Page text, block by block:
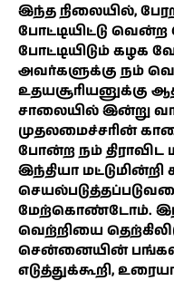
இந்த நிலையில்,
போட்டியிட்டு
போட்டியிடும் கழக
அவர்களுக்கு நம்
உதயசூரியனுக்கு
சாலையில் இன்று
முதலமைச்சரின்
போன்ற நம் திராவிட
இந்தியா
மேற்கொண்டோம்.
வெற்றியை
சென்னையின்
எடுத்துக்கூறி,